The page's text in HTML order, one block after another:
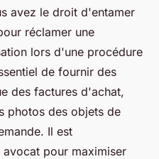
avez le droit d'entamer
réclamer une
lors d'une procédure
de fournir des
des factures d'achat,
photos des objets de
Il est
pour maximiser